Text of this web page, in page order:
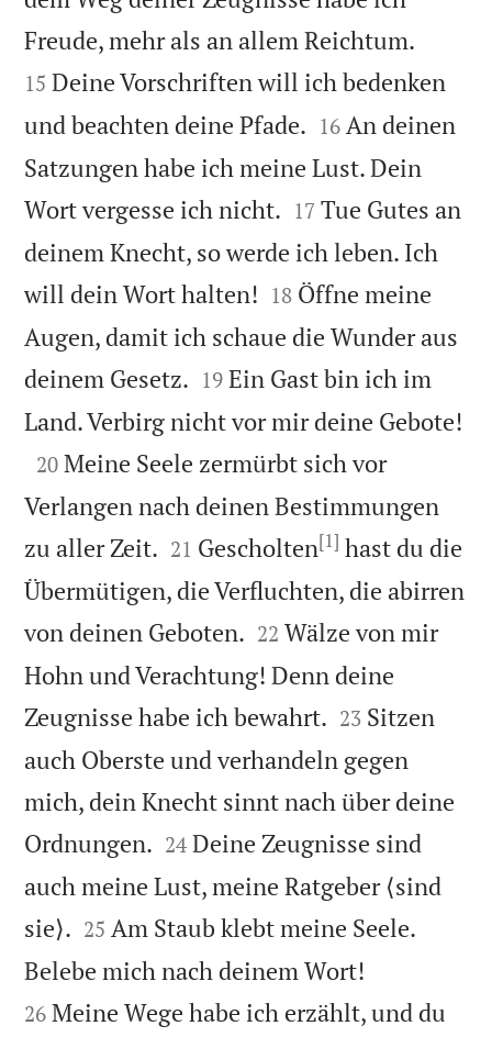
Freude, mehr als an allem Reichtum.
15 Deine Vorschriften will ich bedenken
und beachten deine Pfade. 

16 An deinen
Satzungen habe ich meine Lust. Dein
Wort vergesse ich nicht. 

17 Tue Gutes an
deinem Knecht, so werde ich leben. Ich
will dein Wort halten! 

18 Öffne meine
Augen, damit ich schaue die Wunder aus
deinem Gesetz. 

19 Ein Gast bin ich im
Land. Verbirg nicht vor mir deine Gebote!

20 Meine Seele zermürbt sich vor
Verlangen nach deinen Bestimmungen
zu aller Zeit. 

21 Gescholten[1] hast du die
Übermütigen, die Verfluchten, die abirren
von deinen Geboten. 

22 Wälze von mir
Hohn und Verachtung! Denn deine
Zeugnisse habe ich bewahrt. 

23 Sitzen
auch Oberste und verhandeln gegen
mich, dein Knecht sinnt nach über deine
Ordnungen. 

24 Deine Zeugnisse sind
auch meine Lust, meine Ratgeber ⟨sind
sie⟩. 

25 Am Staub klebt meine Seele.
Belebe mich nach deinem Wort!
26 Meine Wege habe ich erzählt, und du